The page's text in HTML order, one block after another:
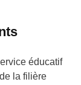
éducatif
la filière